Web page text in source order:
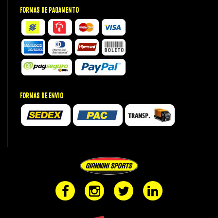
FORMAS DE PAGAMENTO
FORMAS DE ENVIO